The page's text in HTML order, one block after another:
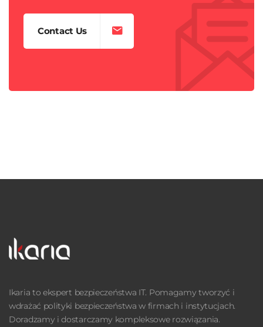
Contact Us
Ikaria to ekspert bezpieczeństwa IT. Pomagamy tworzyć i
wdrażać polityki bezpieczeństwa w firmach i instytucjach.
Doradzamy i dostarczamy kompleksowe rozwiązania.